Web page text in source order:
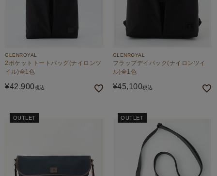
GLENROYAL
2ポケットトートバッグ(ナイロンツ
イル)全1色
¥42,900税込
GLENROYAL
フラップデイパック(ナイロンツイ
ル)全1色
¥45,100税込
OUTLET OUTLET